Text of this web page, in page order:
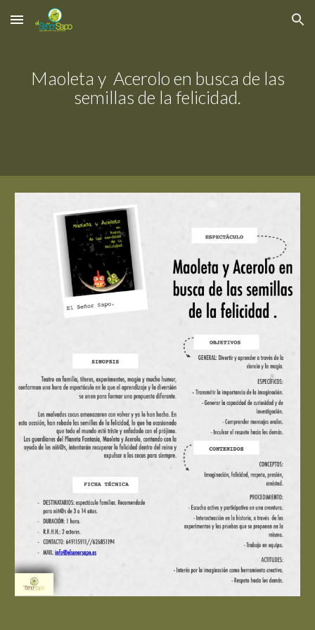
Skip to main content Skip to navigation
Maoleta y Acerolo en busca de las
semillas de la felicidad.